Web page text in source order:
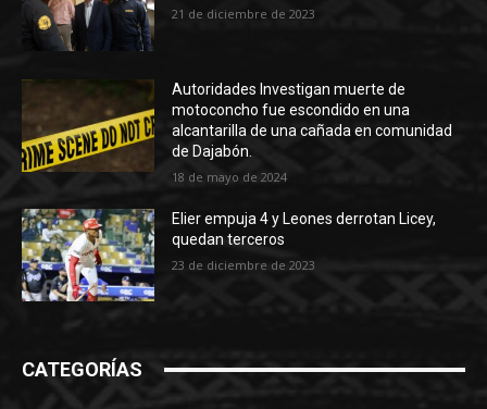
21 de diciembre de 2023
Autoridades Investigan muerte de
motoconcho fue escondido en una
alcantarilla de una cañada en comunidad
de Dajabón.
18 de mayo de 2024
Elier empuja 4 y Leones derrotan Licey,
quedan terceros
23 de diciembre de 2023
CATEGORÍAS